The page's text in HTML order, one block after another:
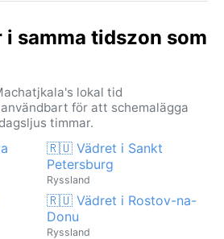
i samma tidszon som
lokal tid
för att schemalägga
timmar.
🇷🇺 Vädret i Sankt
Petersburg
Ryssland
🇷🇺 Vädret i Rostov-na-
Donu
Ryssland